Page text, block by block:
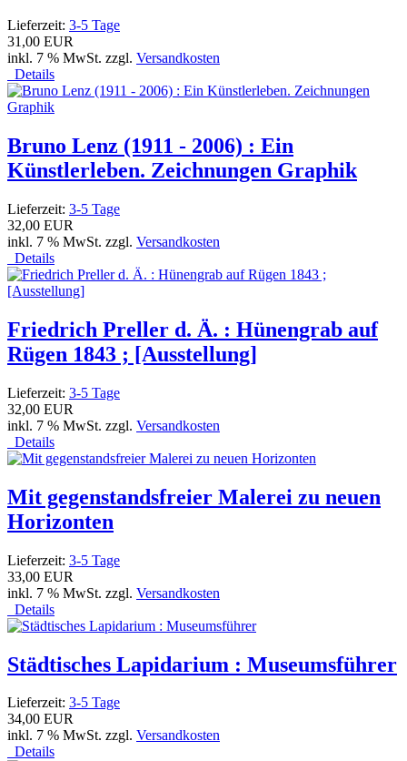
Lieferzeit: 3-5 Tage
31,00 EUR
inkl. 7 % MwSt. zzgl. Versandkosten
Details
Bruno Lenz (1911 - 2006) : Ein
Künstlerleben. Zeichnungen Graphik
Lieferzeit: 3-5 Tage
32,00 EUR
inkl. 7 % MwSt. zzgl. Versandkosten
Details
Friedrich Preller d. Ä. : Hünengrab auf
Rügen 1843 ; [Ausstellung]
Lieferzeit: 3-5 Tage
32,00 EUR
inkl. 7 % MwSt. zzgl. Versandkosten
Details
Mit gegenstandsfreier Malerei zu neuen
Horizonten
Lieferzeit: 3-5 Tage
33,00 EUR
inkl. 7 % MwSt. zzgl. Versandkosten
Details
Städtisches Lapidarium : Museumsführer
Lieferzeit: 3-5 Tage
34,00 EUR
inkl. 7 % MwSt. zzgl. Versandkosten
Details